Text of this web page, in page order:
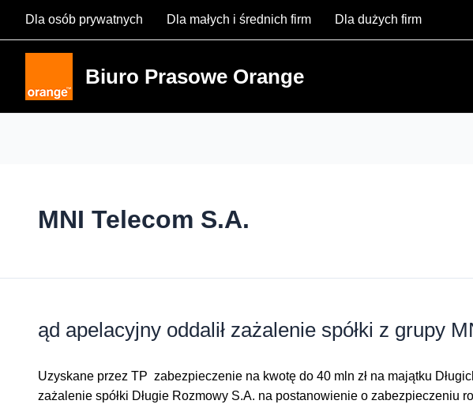
Dla osób prywatnych Dla małych i średnich firm Dla dużych firm
Biuro Prasowe Orange
MNI Telecom S.A.
ąd apelacyjny oddalił zażalenie spółki z grupy
Uzyskane przez TP zabezpieczenie na kwotę do 40 mln zł na majątku
zażalenie spółki Długie Rozmowy S.A. na postanowienie o zabezpieczeniu